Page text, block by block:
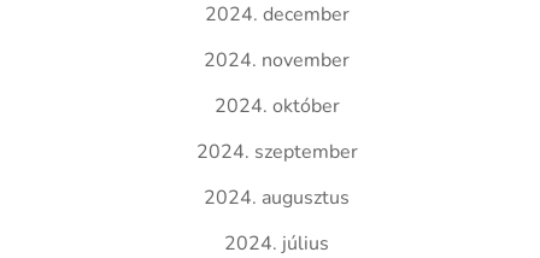
2024. december
2024. november
2024. október
2024. szeptember
2024. augusztus
2024. július